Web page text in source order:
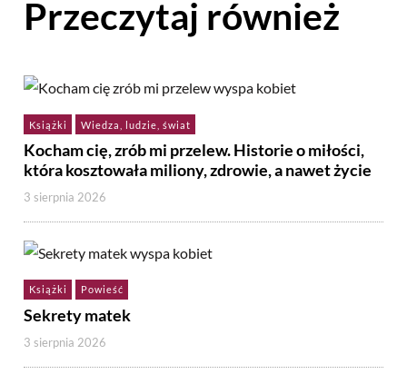
Przeczytaj również
Książki Wiedza, ludzie, świat
Kocham cię, zrób mi przelew. Historie o miłości,
która kosztowała miliony, zdrowie, a nawet życie
3 sierpnia 2026
Książki Powieść
Sekrety matek
3 sierpnia 2026